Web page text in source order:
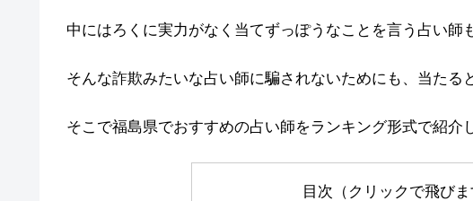
中にはろくに実力がなく当てずっぽうなことを言う占い師
そんな詐欺みたいな占い師に騙されないためにも、当たる
そこで福島県でおすすめの占い師をランキング形式で紹介
目次（クリックで飛びま